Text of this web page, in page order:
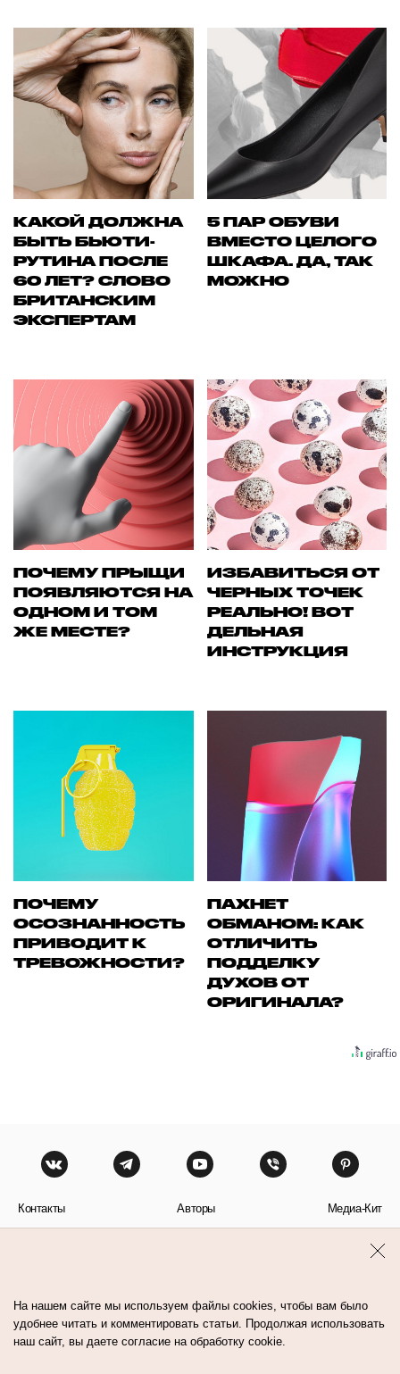
КАКОЙ ДОЛЖНА
БЫТЬ БЬЮТИ-
РУТИНА ПОСЛЕ
60 ЛЕТ? СЛОВО
БРИТАНСКИМ
ЭКСПЕРТАМ
5 ПАР ОБУВИ
ВМЕСТО ЦЕЛОГО
ШКАФА. ДА, ТАК
МОЖНО
ПОЧЕМУ ПРЫЩИ
ПОЯВЛЯЮТСЯ НА
ОДНОМ И ТОМ
ЖЕ МЕСТЕ?
ИЗБАВИТЬСЯ ОТ
ЧЕРНЫХ ТОЧЕК
РЕАЛЬНО! ВОТ
ДЕЛЬНАЯ
ИНСТРУКЦИЯ
ПОЧЕМУ
ОСОЗНАННОСТЬ
ПРИВОДИТ К
ТРЕВОЖНОСТИ?
ПАХНЕТ
ОБМАНОМ: КАК
ОТЛИЧИТЬ
ПОДДЕЛКУ
ДУХОВ ОТ
ОРИГИНАЛА?
Контакты Авторы Медиа-Кит
На нашем сайте мы используем файлы cookies, чтобы вам было
удобнее читать и комментировать статьи. Продолжая использовать
наш сайт, вы даете согласие на обработку cookie.